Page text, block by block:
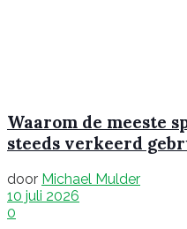
Waarom de meeste
steeds verkeerd
door Michael Mulder
10 juli 2026
0